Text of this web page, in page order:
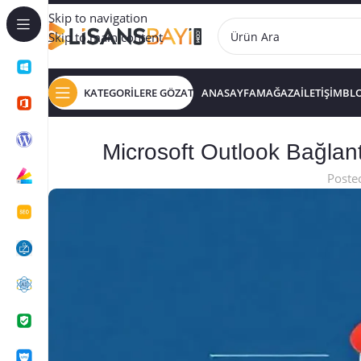
Skip to navigation
Skip to main content
KATEGORİLERE GÖZAT ANASAYFAMAĞAZAİLETİŞİM
Microsoft Outlook